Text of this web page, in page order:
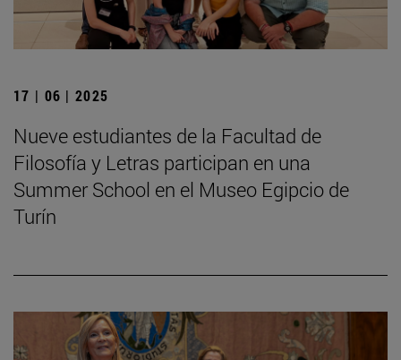
17 | 06 | 2025
Nueve estudiantes de la Facultad de
Filosofía y Letras participan en una
Summer School en el Museo Egipcio de
Turín